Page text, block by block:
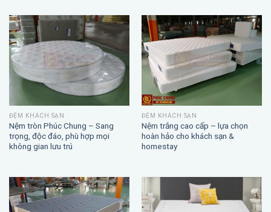
ĐỆM KHÁCH SẠN
Nệm tròn Phúc Chung – Sang
trọng, độc đáo, phù hợp mọi
không gian lưu trú
ĐỆM KHÁCH SẠN
Nệm trắng cao cấp – lựa chọn
hoàn hảo cho khách sạn &
homestay